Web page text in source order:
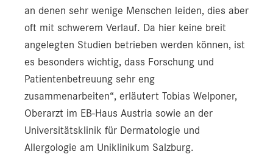
an denen sehr wenige Menschen leiden, dies aber
oft mit schwerem Verlauf. Da hier keine breit
angelegten Studien betrieben werden können, ist
es besonders wichtig, dass Forschung und
Patientenbetreuung sehr eng
zusammenarbeiten“, erläutert Tobias Welponer,
Oberarzt im EB-Haus Austria sowie an der
Universitätsklinik für Dermatologie und
Allergologie am Uniklinikum Salzburg.